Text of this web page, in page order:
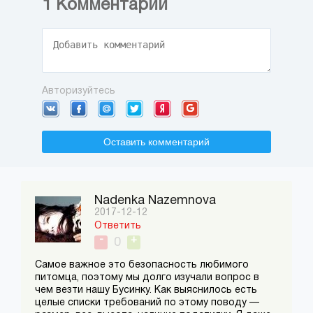
1 Комментарий
Авторизуйтесь
Оставить комментарий
Nadenka Nazemnova
2017-12-12
Ответить
-
0 +
Самое важное это безопасность любимого
питомца, поэтому мы долго изучали вопрос в
чем везти нашу Бусинку. Как выяснилось есть
целые списки требований по этому поводу —